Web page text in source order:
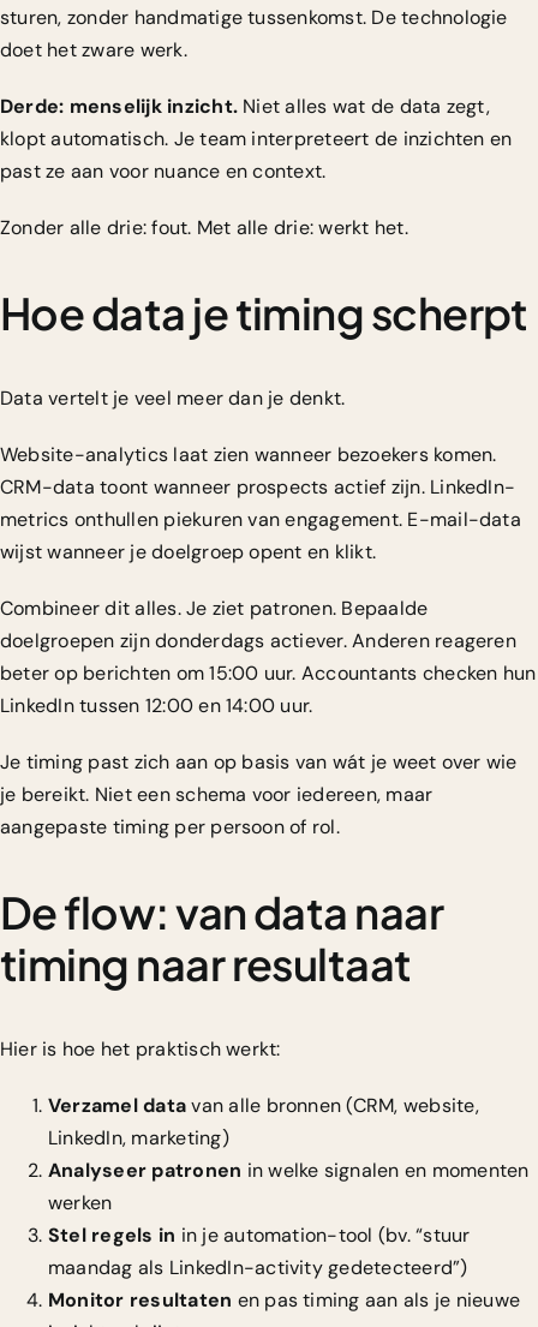
sturen, zonder handmatige tussenkomst. De technologie
doet het zware werk.
Derde: menselijk inzicht.Niet alles wat de data zegt,
klopt automatisch. Je team interpreteert de inzichten en
past ze aan voor nuance en context.
Zonder alle drie: fout. Met alle drie: werkt het.
Hoe data je timing scherpt
Data vertelt je veel meer dan je denkt.
Website-analytics laat zien wanneer bezoekers komen.
CRM-data toont wanneer prospects actief zijn. LinkedIn-
metrics onthullen piekuren van engagement. E-mail-data
wijst wanneer je doelgroep opent en klikt.
Combineer dit alles. Je ziet patronen. Bepaalde
doelgroepen zijn donderdags actiever. Anderen reageren
beter op berichten om 15:00 uur. Accountants checken hun
LinkedIn tussen 12:00 en 14:00 uur.
Je timing past zich aan op basis van wát je weet over wie
je bereikt. Niet een schema voor iedereen, maar
aangepaste timing per persoon of rol.
De flow: van data naar
timing naar resultaat
Hier is hoe het praktisch werkt:
Verzamel datavan alle bronnen (CRM, website,
LinkedIn, marketing)
Analyseer patronen in welke signalen en momenten
werken
Stel regels in in je automation-tool (bv. “stuur
maandag als LinkedIn-activity gedetecteerd”)
Monitor resultaten en pas timing aan als je nieuwe